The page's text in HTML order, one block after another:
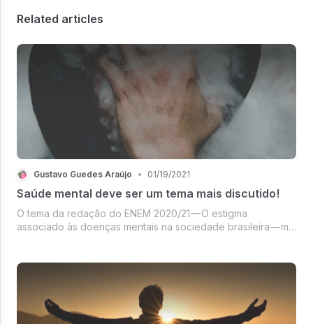
Related articles
Gustavo Guedes Araújo • 01/19/2021
Saúde mental deve ser um tema mais discutido!
O tema da redação do ENEM 2020/21 — O estigma
associado às doenças mentais na sociedade brasileira — me